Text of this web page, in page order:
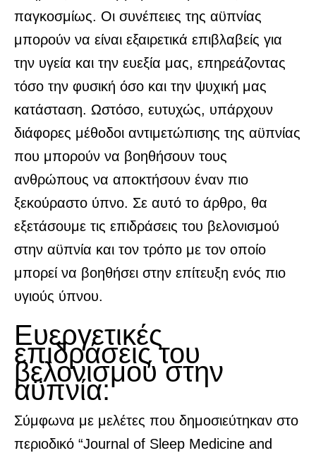
παγκοσμίως. Οι συνέπειες της αϋπνίας
μπορούν να είναι εξαιρετικά επιβλαβείς για
την υγεία και την ευεξία μας, επηρεάζοντας
τόσο την φυσική όσο και την ψυχική μας
κατάσταση. Ωστόσο, ευτυχώς, υπάρχουν
διάφορες μέθοδοι αντιμετώπισης της αϋπνίας
που μπορούν να βοηθήσουν τους
ανθρώπους να αποκτήσουν έναν πιο
ξεκούραστο ύπνο. Σε αυτό το άρθρο, θα
εξετάσουμε τις επιδράσεις του βελονισμού
στην αϋπνία και τον τρόπο με τον οποίο
μπορεί να βοηθήσει στην επίτευξη ενός πιο
υγιούς ύπνου.
Ευεργετικές
επιδράσεις του
βελονισμού στην
αϋπνία:
Σύμφωνα με μελέτες που δημοσιεύτηκαν στο
περιοδικό “Journal of Sleep Medicine and